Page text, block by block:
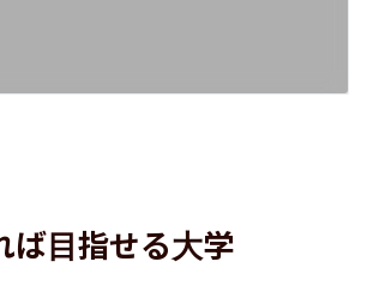
ば目指せる大学